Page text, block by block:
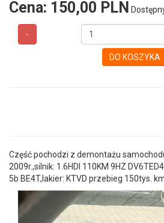
Cena: 150,00 PLN
-
DO KOSZYKA
Część pochodzi z demontażu
2009r.,silnik: 1.6HDI 110KM 9HZ
5b BE4T,lakier: KTVD przebieg 150tys.